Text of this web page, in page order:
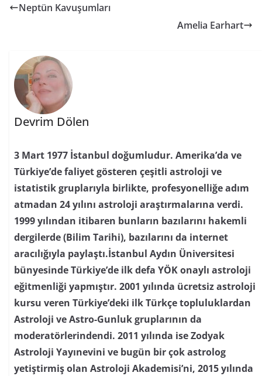
Neptün Kavuşumları
Amelia Earhart
Devrim Dölen
3 Mart 1977 İstanbul doğumludur. Amerika’da ve
Türkiye’de faliyet gösteren çeşitli astroloji ve
istatistik gruplarıyla birlikte, profesyonelliğe adım
atmadan 24 yılını astroloji araştırmalarına verdi.
1999 yılından itibaren bunların bazılarını hakemli
dergilerde (Bilim Tarihi), bazılarını da internet
aracılığıyla paylaştı.İstanbul Aydın Üniversitesi
bünyesinde Türkiye’de ilk defa YÖK onaylı astroloji
eğitmenliği yapmıştır. 2001 yılında ücretsiz astroloji
kursu veren Türkiye’deki ilk Türkçe topluluklardan
Astroloji ve Astro-Gunluk gruplarının da
moderatörlerindendi. 2011 yılında ise Zodyak
Astroloji Yayınevini ve bugün bir çok astrolog
yetiştirmiş olan Astroloji Akademisi’ni, 2015 yılında